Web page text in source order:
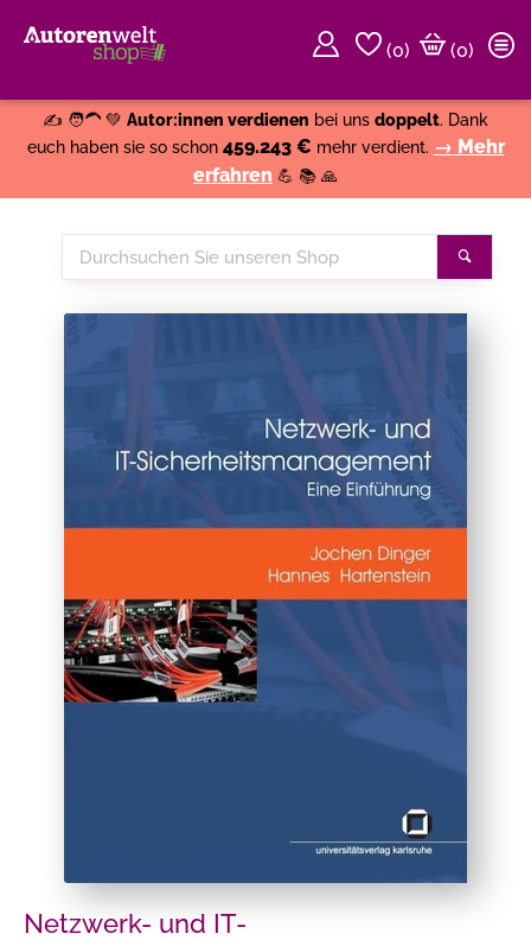
(0)
(0)
✍️ 🧑‍🦱 💚 Autor:innen verdienen bei uns doppelt. Dank
euch haben sie so schon 459.243 € mehr verdient. → Mehr
erfahren 💪 📚 🙏
Durchsuchen
Sie
Netzwerk- und IT-